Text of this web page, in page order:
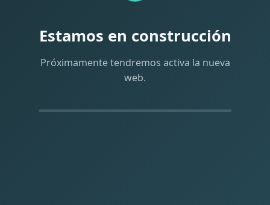
Estamos en construcción
Próximamente tendremos activa la nueva
web.